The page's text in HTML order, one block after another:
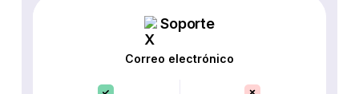
Soporte
Correo electrónico